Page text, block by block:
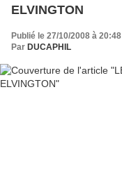
ELVINGTON
Publié le 27/10/2008 à 20:48
Par DUCAPHIL